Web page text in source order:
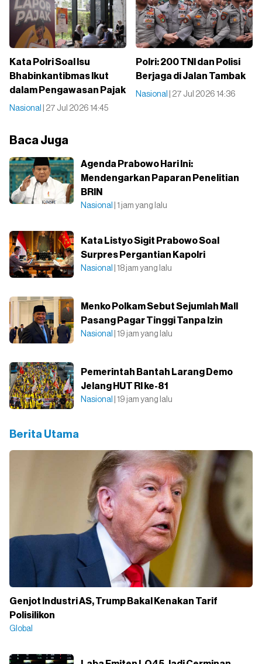
Kata Polri Soal Isu
Bhabinkantibmas Ikut
dalam Pengawasan Pajak
Nasional | 27 Jul 2026 14:45
Polri: 200 TNI dan Polisi
Berjaga di Jalan Tambak
Nasional | 27 Jul 2026 14:36
Baca Juga
Agenda Prabowo Hari Ini:
Mendengarkan Paparan Penelitian
BRIN
Nasional | 1 jam yang lalu
Kata Listyo Sigit Prabowo Soal
Surpres Pergantian Kapolri
Nasional | 18 jam yang lalu
Menko Polkam Sebut Sejumlah Mall
Pasang Pagar Tinggi Tanpa Izin
Nasional | 19 jam yang lalu
Pemerintah Bantah Larang Demo
Jelang HUT RI ke-81
Nasional | 19 jam yang lalu
Berita Utama
Genjot Industri AS, Trump Bakal Kenakan Tarif
Polisilikon
Global